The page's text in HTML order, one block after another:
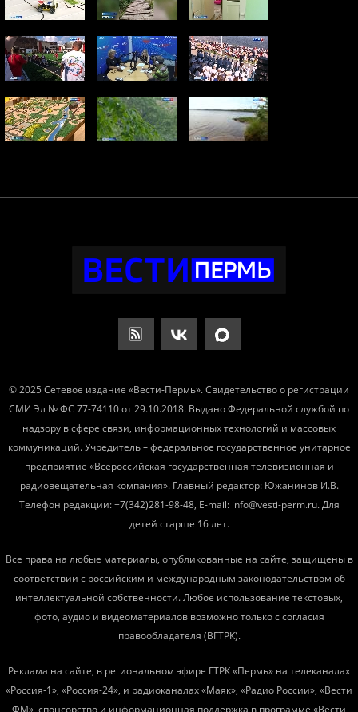
© 2025 Сетевое издание «Вести-Пермь». Свидетельство о регистрации
СМИ Эл № ФС 77-74110 от 29.10.2018. Выдано Федеральной службой по
надзору в сфере связи, информационных технологий и массовых
коммуникаций. Учредитель – федеральное государственное унитарное
предприятие «Всероссийская государственная телевизионная и
радиовещательная компания». Главный редактор: Южанинов И.В.
Телефон редакции: +7(342)281-98-48, E-mail: info@vesti-perm.ru. Для
детей старше 16 лет.
Все права на любые материалы, опубликованные на сайте, защищены в
соответствии с российским и международным законодательством об
интеллектуальной собственности. Любое использование текстовых,
фото, аудио и видеоматериалов возможно только с согласия
правообладателя (ВГТРК).
Реклама на сайте, в региональном эфире ГТРК «Пермь» на телеканалах
«Россия-1», «Россия-24», и радиоканалах «Маяк», «Радио России», «Вести
ФМ», спонсорство и информационная поддержка в программе «Вести